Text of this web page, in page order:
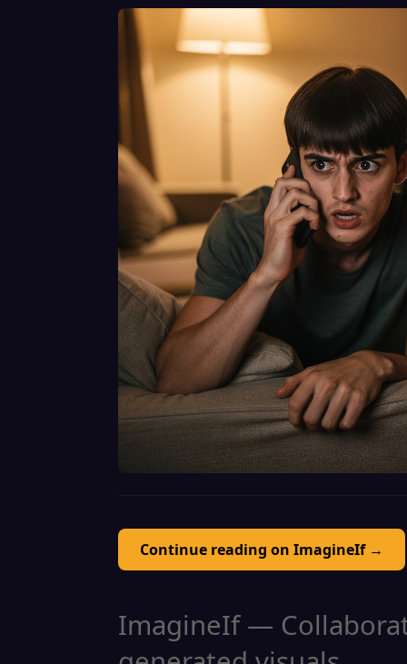
Continue reading on ImagineIf →
ImagineIf —